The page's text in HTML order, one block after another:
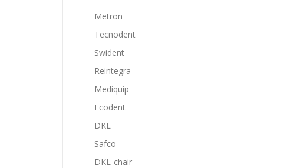
Metron
Tecnodent
Swident
Reintegra
Mediquip
Ecodent
DKL
Safco
DKL-chair